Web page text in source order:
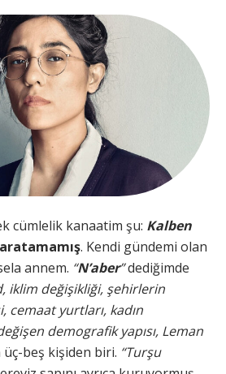
cümlelik kanaatim şu: Kalben
. Kendi gündemi olan
annem. “N’aber”dediğimde
iklim değişikliği, şehirlerin
cemaat yurtları, kadın
demografik yapısı, Leman
üç-beş kişiden biri. “Turşu